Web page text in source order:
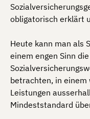
obligatorisch erklärt
Heute kann man als
einem engen Sinn
betrachten, in einem
Leistungen
Mindeststandard